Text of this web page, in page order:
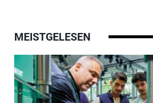
MEISTGELESEN